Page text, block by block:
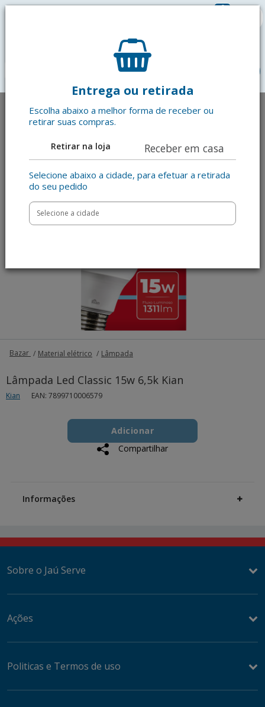
0
Entrega ou retirada
Escolha abaixo a melhor forma de receber ou
retirar suas compras.
Retirar na loja Receber em casa
Selecione abaixo a cidade, para efetuar a retirada
do seu pedido
Bazar Material elétrico Lâmpada
Lâmpada Led Classic 15w 6,5k Kian
Kian EAN: 7899710006579
to
cart
Product
ActionsAdicionar
Compartilhar
Information
Informações
Sobre o Jaú Serve
Ações
Politicas e Termos de uso